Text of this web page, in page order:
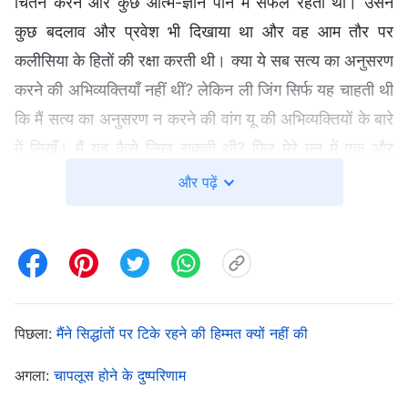
कुछ बदलाव और प्रवेश भी दिखाया था और वह आम तौर पर
कलीसिया के हितों की रक्षा करती थी। क्या ये सब सत्य का अनुसरण
करने की अभिव्यक्तियाँ नहीं थीं? लेकिन ली जिंग सिर्फ यह चाहती थी
कि मैं सत्य का अनुसरण न करने की वांग यू की अभिव्यक्तियों के बारे
में लिखूँ। मैं यह कैसे लिख सकती थी? फिर मेरे मन में एक और
विचार आया : “ली जिंग वांग यू को अच्छी तरह जानती है। क्या वह
को बहुत कम समझती हूँ, मेरी विवेकशीलता कमजोर है और मेरा
लापरवाही से अपनी राय न दूँ। वह एक उच्चतर स्तर की अगुआ है;
शायद वह चीजों को मुझसे अलग नजरिए से देखती है। इसके
और पढ़ें
पिछला:मैंने सिद्धांतों पर टिके रहने की हिम्मत क्यों नहीं की
अगला:चापलूस होने के दुष्परिणाम